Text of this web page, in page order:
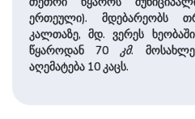
ერთეული). მდებარეობს
კალთაზე, მდ. ვერეს
წყაროდან 70კმ.
აღემატება 10 კაცს.